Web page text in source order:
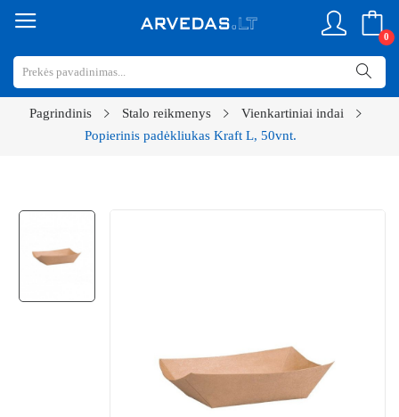
0
Pagrindinis Stalo reikmenys
Vienkartiniai indai
Popierinis padėkliukas Kraft L, 50vnt.